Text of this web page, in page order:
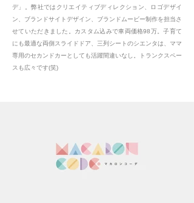
デ」。弊社ではクリエイティブディレクション、ロゴデザイ
ン、ブランドサイトデザイン、ブランドムービー制作を担当さ
せていただきました。カスタム込みで車両価格98万。子育て
にも最適な両側スライドドア、三列シートのシエンタは、ママ
専用のセカンドカーとしても活躍間違いなし。トランクスペー
スも広々です(笑)